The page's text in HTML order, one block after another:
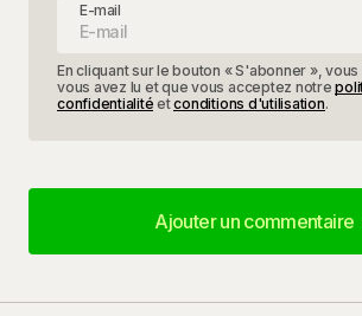
E-mail
En cliquant sur le bouton « S'abonner »,
vous avez lu et que vous acceptez notre
confidentialité etconditions d'utilisation.
Ajouter un commentaire
Ajouter un commentaire